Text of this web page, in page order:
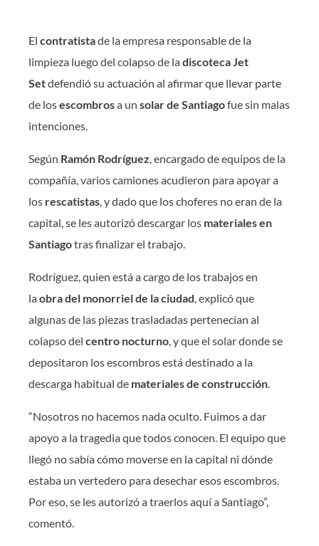
El contratistade la empresa responsable de la
limpieza luego del colapso de ladiscoteca Jet
Setdefendió su actuación al afirmar que llevar parte
de losescombrosa un solar de Santiagofue sin malas
intenciones.
Según Ramón Rodríguez, encargado de equipos de la
compañía, varios camiones acudieron para apoyar a
los rescatistas, y dado que los choferes no eran de la
capital, se les autorizó descargar los materiales en
Santiagotras finalizar el trabajo.
Rodríguez, quien está a cargo de los trabajos en
laobra del monorriel de la ciudad, explicó que
algunas de las piezas trasladadas pertenecían al
colapso del centro nocturno, y que el solar donde se
depositaron los escombros está destinado a la
descarga habitual de materiales de construcción.
“Nosotros no hacemos nada oculto. Fuimos a dar
apoyo a la tragedia que todos conocen. El equipo que
llegó no sabía cómo moverse en la capital ni dónde
estaba un vertedero para desechar esos escombros.
Por eso, se les autorizó a traerlos aquí a Santiago”,
comentó.